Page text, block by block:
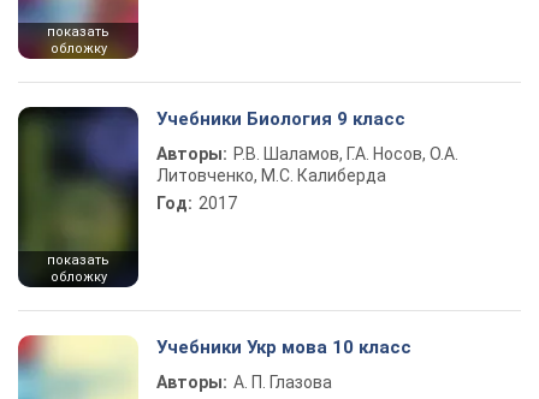
показать
обложку
показать
обложку
Учебники Биология 9 класс
Авторы: Р.В. Шаламов, Г.А. Носов, О.А.
Литовченко, М.С. Калиберда
Год: 2017
Учебники Укр мова 10 класс
Авторы: А. П. Глазова